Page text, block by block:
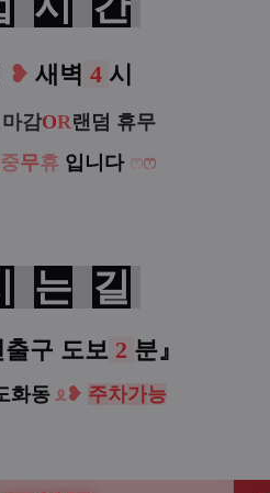
❥ 새벽 4 시
마감OR랜덤 휴무
중무휴 입니다 ෆෆ
는 길
출구 도보 2 분』
화동ᦸ❥ 주차가능